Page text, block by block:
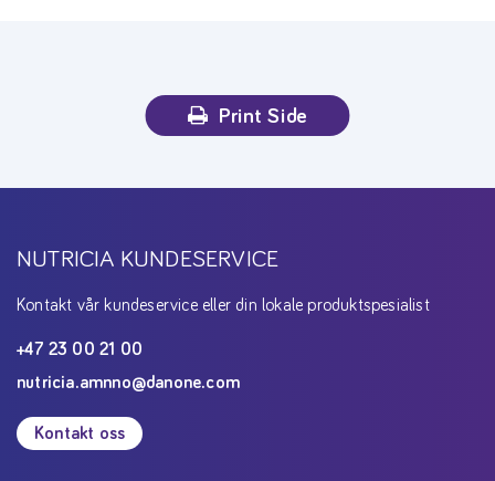
Print Side
NUTRICIA KUNDESERVICE
Kontakt vår kundeservice eller din lokale produktspesialist
+47 23 00 21 00
nutricia.amnno@danone.com
Kontakt oss